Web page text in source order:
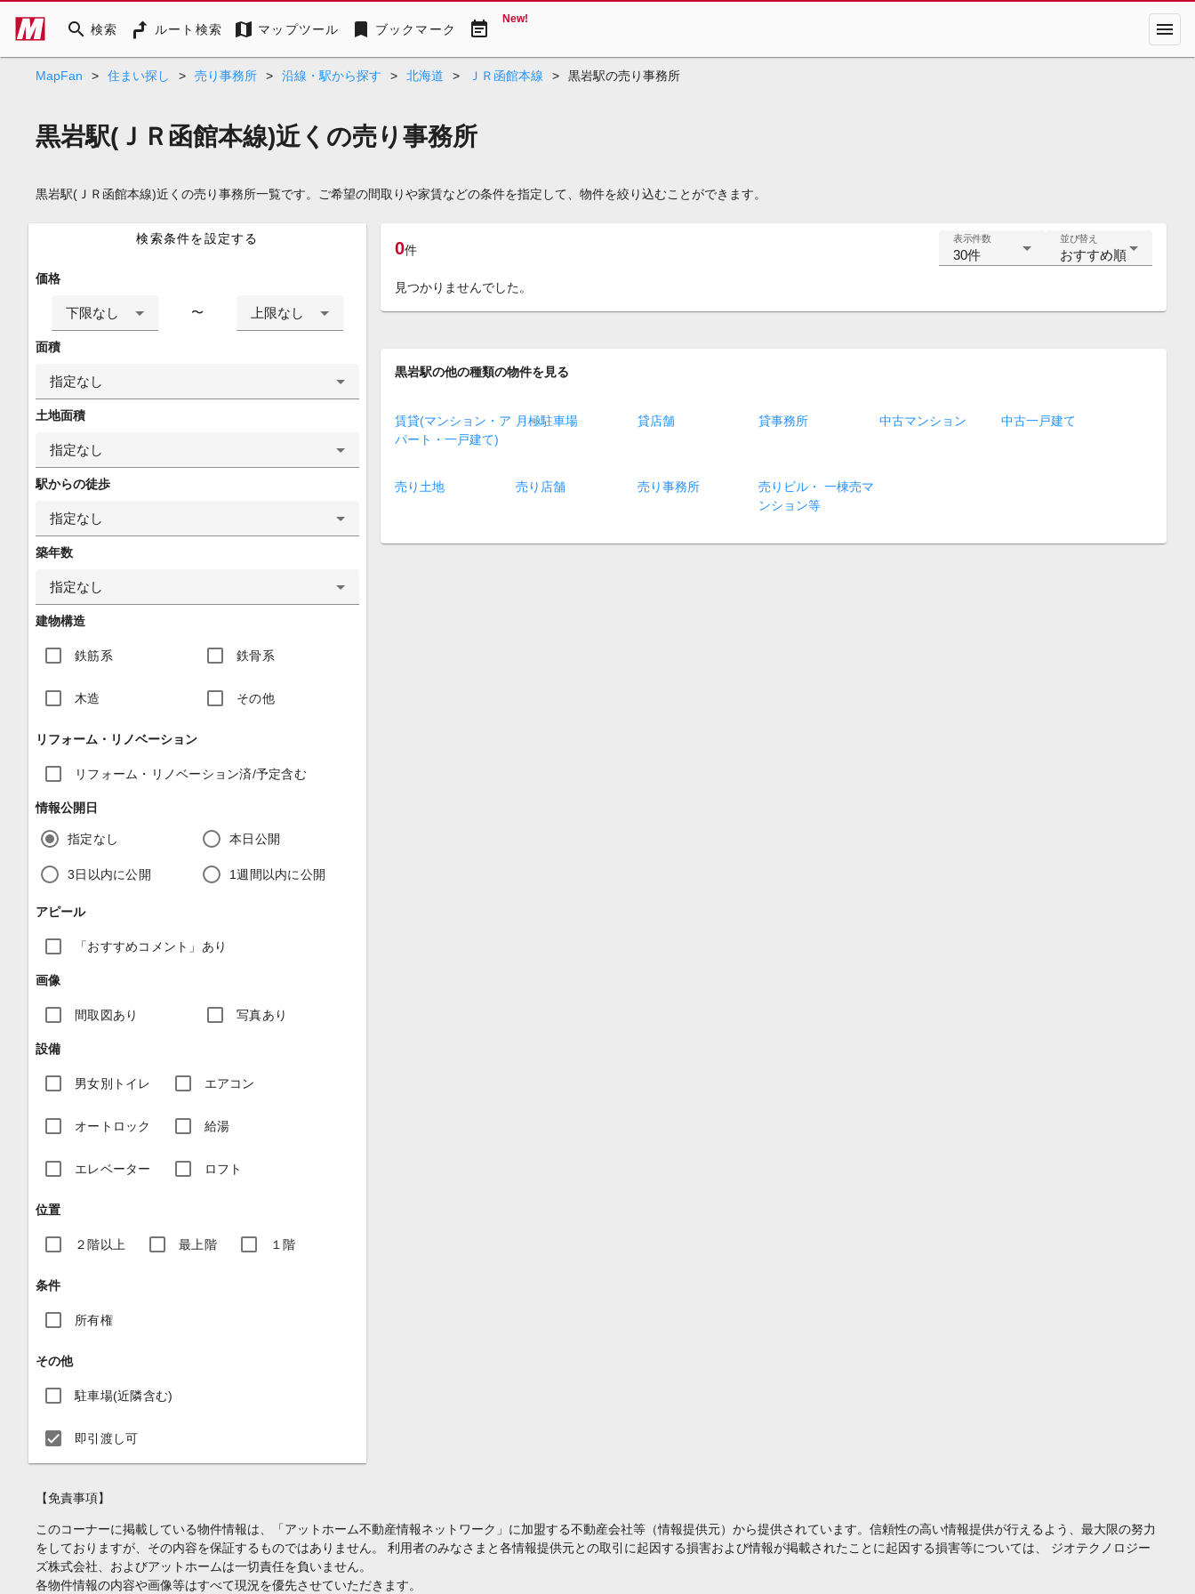
search 検索 ルート検索 map マップツール bookmark ブックマーク event_note New! menu
MapFan > 住まい探し > 売り事務所 > 沿線・駅から探す > 北海道 > ＪＲ函館本線 > 黒岩駅の売り事務所
黒岩駅(ＪＲ函館本線)近くの売り事務所
黒岩駅(ＪＲ函館本線)近くの売り事務所一覧です。ご希望の間取りや家賃などの条件を指定して、物件を絞り込むことができます。
検索条件を設定する
価格
下限なし 〜 上限なし
面積
指定なし
土地面積
指定なし
駅からの徒歩
指定なし
築年数
指定なし
建物構造
鉄筋系 鉄骨系
木造 その他
リフォーム・リノベーション
リフォーム・リノベーション済/予定含む
情報公開日
指定なし 本日公開
3日以内に公開 1週間以内に公開
アピール
「おすすめコメント」あり
画像
間取図あり 写真あり
設備
男女別トイレ エアコン
オートロック 給湯
エレベーター ロフト
位置
２階以上 最上階 １階
条件
所有権
その他
駐車場(近隣含む)
即引渡し可
0件
表示件数
30件
並び替え
おすすめ順
見つかりませんでした。
黒岩駅の他の種類の物件を見る
賃貸(マンション・ア
パート・一戸建て)
月極駐車場 貸店舗 貸事務所 中古マンション 中古一戸建て
売り土地 売り店舗 売り事務所
売りビル・ 一棟売マ
ンション等
【免責事項】
このコーナーに掲載している物件情報は、「アットホーム不動産情報ネットワーク」に加盟する不動産会社等（情報提供元）から提供されています。信頼性の高い情報提供が行えるよう、最大限の努力
をしておりますが、その内容を保証するものではありません。 利用者のみなさまと各情報提供元との取引に起因する損害および情報が掲載されたことに起因する損害等については、 ジオテクノロジー
ズ株式会社、およびアットホームは一切責任を負いません。
各物件情報の内容や画像等はすべて現況を優先させていただきます。